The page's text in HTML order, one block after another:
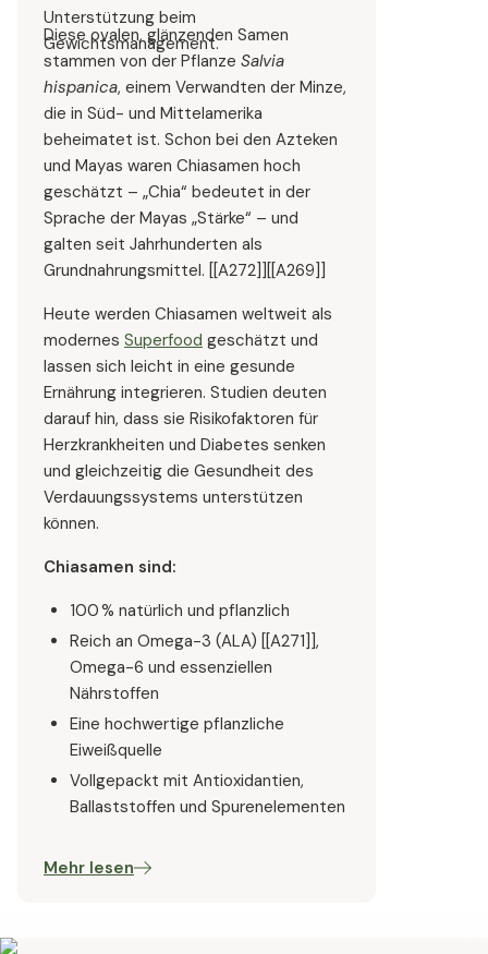
Unterstützung beim
Gewichtsmanagement.
Diese ovalen, glänzenden Samen
stammen von der Pflanze Salvia
hispanica, einem Verwandten der Minze,
die in Süd- und Mittelamerika
beheimatet ist. Schon bei den Azteken
und Mayas waren Chiasamen hoch
geschätzt – „Chia“ bedeutet in der
Sprache der Mayas „Stärke“ – und
galten seit Jahrhunderten als
Grundnahrungsmittel. [[A272]][[A269]]
Heute werden Chiasamen weltweit als
modernes Superfood geschätzt und
lassen sich leicht in eine gesunde
Ernährung integrieren. Studien deuten
darauf hin, dass sie Risikofaktoren für
Herzkrankheiten und Diabetes senken
und gleichzeitig die Gesundheit des
Verdauungssystems unterstützen
können.
Chiasamen sind:
100 % natürlich und pflanzlich
Reich an Omega-3 (ALA) [[A271]],
Omega-6 und essenziellen
Nährstoffen
Eine hochwertige pflanzliche
Eiweißquelle
Vollgepackt mit Antioxidantien,
Ballaststoffen und Spurenelementen
Mehr lesen